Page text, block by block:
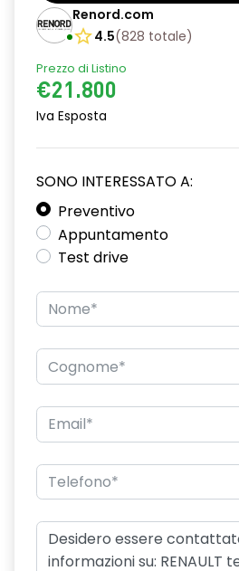
Renord.com
4.5(828 totale)
Prezzo di Listino
€21.800
Iva Esposta
SONO INTERESSATO A:
Preventivo
Appuntamento
Test drive